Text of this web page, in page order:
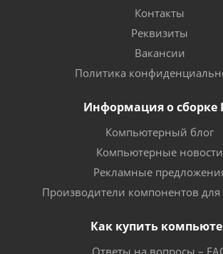
Контакты
Реквизиты
Вакансии
Политика
Информация о сборке
Компьютерный блог
Компьютерные новости
Рекламные
Производители компонентов
Как купить
Ответы на вопросы –